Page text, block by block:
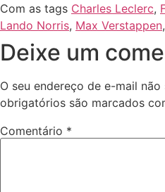
Com as tags Charles Leclerc,
Lando Norris, Max Verstappen,
Deixe um
O seu endereço de e-mail
obrigatórios são marcados
Comentário *